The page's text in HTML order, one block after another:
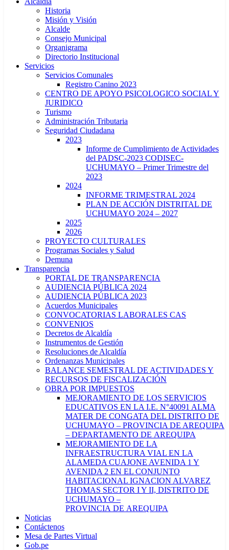
Historia
Misión y Visión
Alcalde
Consejo Municipal
Organigrama
Directorio Institucional
Servicios
Servicios Comunales
Registro Canino 2023
CENTRO DE APOYO PSICOLOGICO SOCIAL Y
JURIDICO
Turismo
Administración Tributaria
Seguridad Ciudadana
2023
Informe de Cumplimiento de Actividades
del PADSC-2023 CODISEC-
UCHUMAYO – Primer Trimestre del
2023
2024
INFORME TRIMESTRAL 2024
PLAN DE ACCIÓN DISTRITAL DE
UCHUMAYO 2024 – 2027
2025
2026
PROYECTO CULTURALES
Programas Sociales y Salud
Demuna
Transparencia
PORTAL DE TRANSPARENCIA
AUDIENCIA PÚBLICA 2024
AUDIENCIA PÚBLICA 2023
Acuerdos Municipales
CONVOCATORIAS LABORALES CAS
CONVENIOS
Decretos de Alcaldía
Instrumentos de Gestión
Resoluciones de Alcaldía
Ordenanzas Municipales
BALANCE SEMESTRAL DE ACTIVIDADES Y
RECURSOS DE FISCALIZACIÓN
OBRA POR IMPUESTOS
MEJORAMIENTO DE LOS SERVICIOS
EDUCATIVOS EN LA I.E. N°40091 ALMA
MATER DE CONGATA DEL DISTRITO DE
UCHUMAYO – PROVINCIA DE AREQUIPA
– DEPARTAMENTO DE AREQUIPA
MEJORAMIENTO DE LA
INFRAESTRUCTURA VIAL EN LA
ALAMEDA CUAJONE AVENIDA 1 Y
AVENIDA 2 EN EL CONJUNTO
HABITACIONAL IGNACION ALVAREZ
THOMAS SECTOR I Y II, DISTRITO DE
UCHUMAYO –
PROVINCIA DE AREQUIPA
Noticias
Contáctenos
Mesa de Partes Virtual
Gob.pe